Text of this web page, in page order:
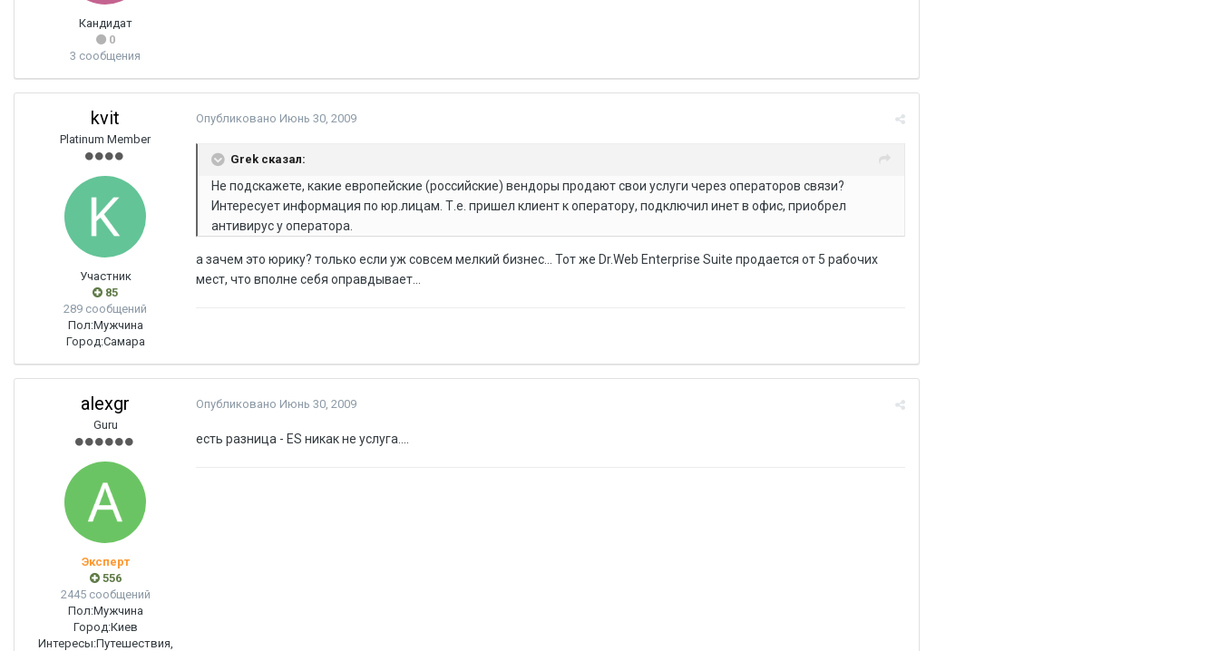
Кандидат
0
3 сообщения
kvit
Platinum Member
Участник
85
289 сообщений
Пол:Мужчина
Город:Самара
Опубликовано Июнь 30, 2009
Grek сказал:
Не подскажете, какие европейские (российские) вендоры продают свои услуги через операторов связи?
Интересует информация по юр.лицам. Т.е. пришел клиент к оператору, подключил инет в офис, приобрел
антивирус у оператора.
а зачем это юрику? только если уж совсем мелкий бизнес... Тот же Dr.Web Enterprise Suite продается от 5 рабочих
мест, что вполне себя оправдывает...
alexgr
Guru
Эксперт
556
2445 сообщений
Пол:Мужчина
Город:Киев
Интересы:Путешествия,
Опубликовано Июнь 30, 2009
есть разница - ES никак не услуга....